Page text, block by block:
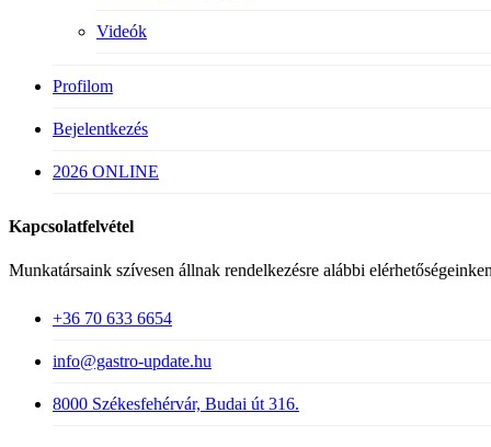
Videók
Profilom
Bejelentkezés
2026 ONLINE
Kapcsolatfelvétel
Munkatársaink szívesen állnak rendelkezésre alábbi
+36 70 633 6654
info@gastro-update.hu
8000 Székesfehérvár, Budai út 316.